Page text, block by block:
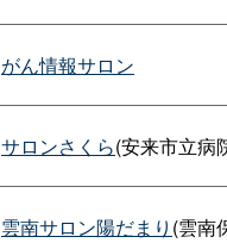
がん情報サロン
サロンさくら(安来市立病
雲南サロン陽だまり (雲南